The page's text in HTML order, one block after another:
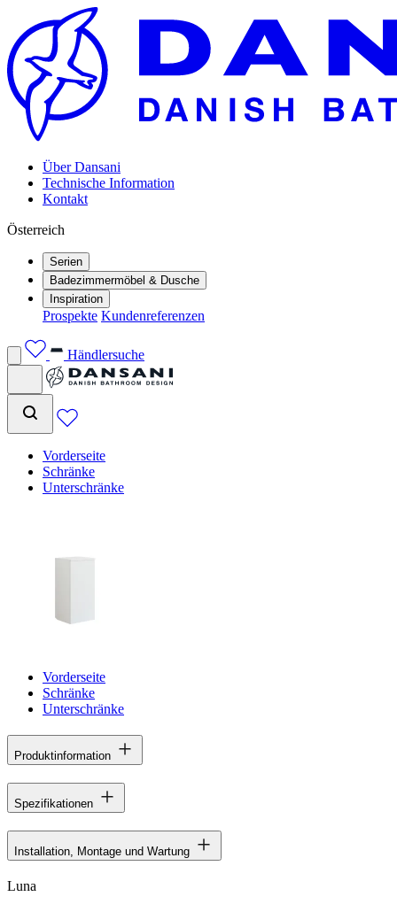
Über Dansani
Technische Information
Kontakt
Österreich
Serien
Badezimmermöbel & Dusche
Inspiration
Prospekte Kundenreferenzen
Händlersuche
Vorderseite
Schränke
Unterschränke
Vorderseite
Schränke
Unterschränke
Produktinformation
Spezifikationen
Installation, Montage und Wartung
Luna